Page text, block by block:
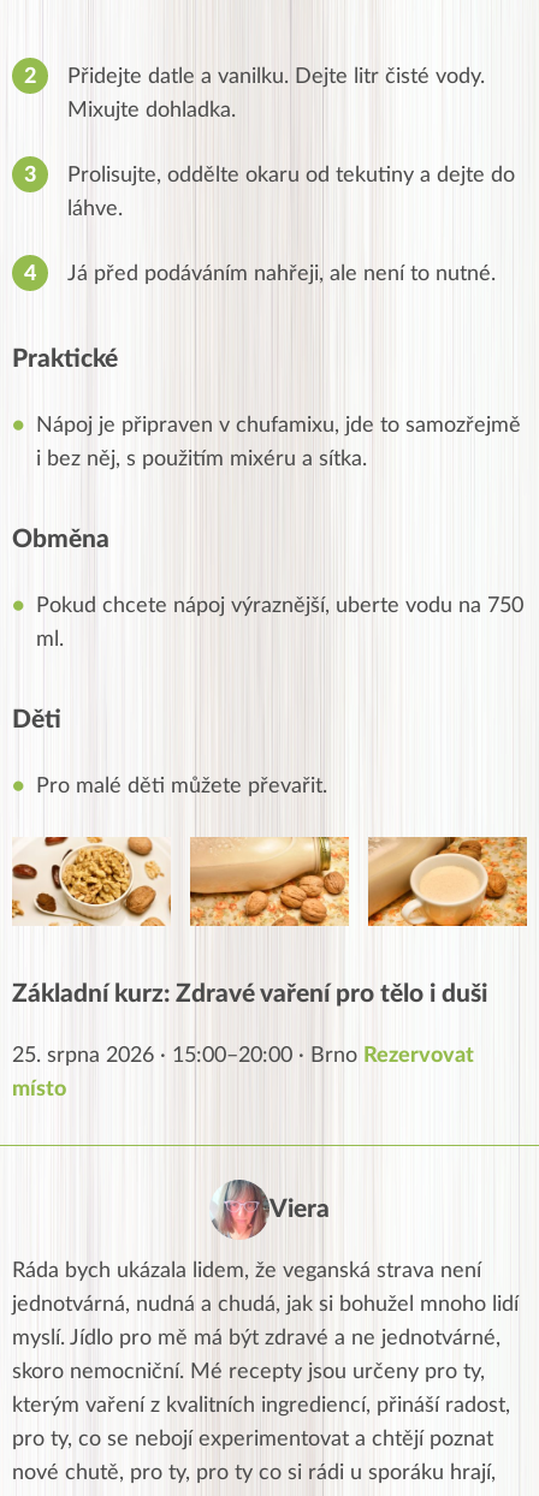
Přidejte datle a vanilku. Dejte litr čisté vody.
Mixujte dohladka.
Prolisujte, oddělte okaru od tekutiny a dejte do
láhve.
Já před podáváním nahřeji, ale není to nutné.
Praktické
Nápoj je připraven v chufamixu, jde to samozřejmě
i bez něj, s použitím mixéru a sítka.
Obměna
Pokud chcete nápoj výraznější, uberte vodu na 750
ml.
Děti
Pro malé děti můžete převařit.
Základní kurz: Zdravé vaření pro tělo i duši
25. srpna 2026 · 15:00–20:00 · Brno Rezervovat
místo
Viera
Ráda bych ukázala lidem, že veganská strava není
jednotvárná, nudná a chudá, jak si bohužel mnoho lidí
myslí. Jídlo pro mě má být zdravé a ne jednotvárné,
skoro nemocniční. Mé recepty jsou určeny pro ty,
kterým vaření z kvalitních ingrediencí, přináší radost,
pro ty, co se nebojí experimentovat a chtějí poznat
nové chutě, pro ty, pro ty co si rádi u sporáku hrají,